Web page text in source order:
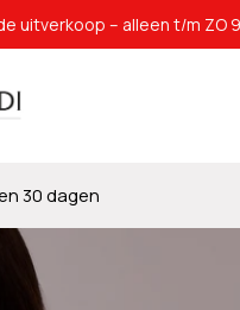
uitverkoop – alleen t/m ZO
30 dagen